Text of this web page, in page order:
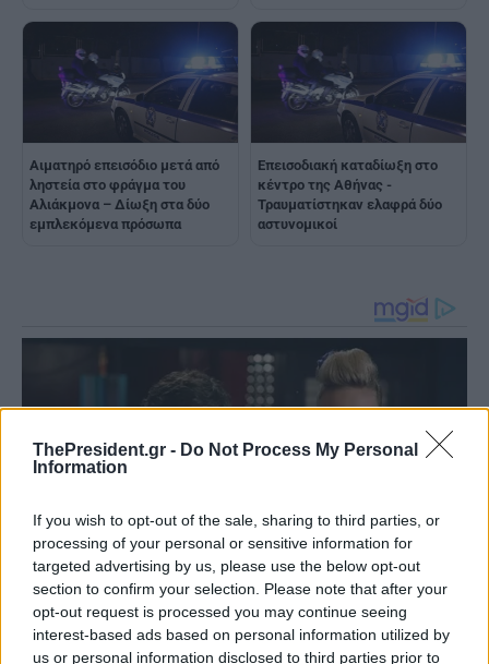
ThePresident.gr - Do Not Process My Personal
Information
If you wish to opt-out of the sale, sharing to third parties, or
processing of your personal or sensitive information for
targeted advertising by us, please use the below opt-out
section to confirm your selection. Please note that after your
opt-out request is processed you may continue seeing
interest-based ads based on personal information utilized by
us or personal information disclosed to third parties prior to
Αιματηρό επεισόδιο μετά από
ληστεία στο φράγμα του
Αλιάκμονα – Δίωξη στα δύο
εμπλεκόμενα πρόσωπα
Επεισοδιακή καταδίωξη στο
κέντρο της Αθήνας -
Τραυματίστηκαν ελαφρά δύο
αστυνομικοί